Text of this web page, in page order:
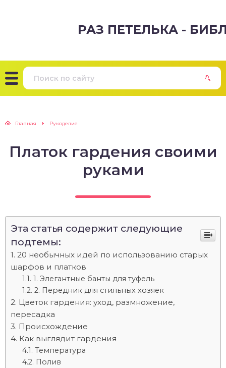
РАЗ ПЕТЕЛЬКА -
Главная Рукоделие
Платок гардения своими
руками
Эта статья содержит следующие
подтемы:
20 необычных идей по использованию старых
шарфов и платков
1. Элегантные банты для туфель
2. Передник для стильных хозяек
Цветок гардения: уход, размножение,
пересадка
Происхождение
Как выглядит гардения
Температура
Полив